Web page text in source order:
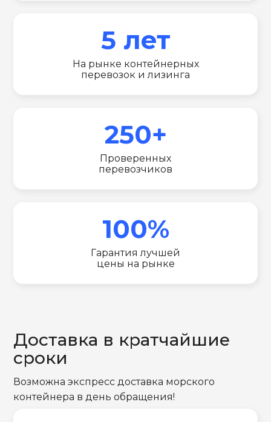
5 лет
На рынке контейнерных
перевозок и лизинга
250+
Проверенных
перевозчиков
100%
Гарантия лучшей
цены на рынке
Доставка в кратчайшие
сроки
Возможна экспресс доставка морского
контейнера в день обращения!